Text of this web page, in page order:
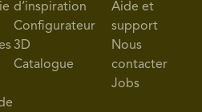
d’inspiration
Configurateur
3D
Catalogue
Aide et
support
Nous
contacter
Jobs